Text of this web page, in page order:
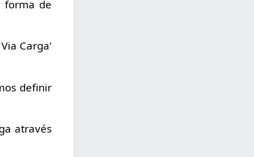
forma de
Carga’
definir
através